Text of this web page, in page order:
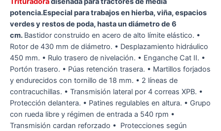
potencia.Especial para trabajos en hierba, viña, espacios
verdes y restos de poda, hasta un diámetro de 6
cm. Bastidor construido en acero de alto límite elástico. •
Rotor de 430 mm de diámetro. • Desplazamiento hidráulico
450 mm. • Rulo trasero de nivelación. • Enganche Cat II. •
Portón trasero. • Púas retención trasera. • Martillos forjados
y endurecidos con tornillo de 18 mm. • 2 líneas de
contracuchillas. • Transmisión lateral por 4 correas XPB. •
Protección delantera. • Patines regulables en altura. • Grupo
con rueda libre y régimen de entrada a 540 rpm •
Transmisión cardan reforzado • Protecciones según